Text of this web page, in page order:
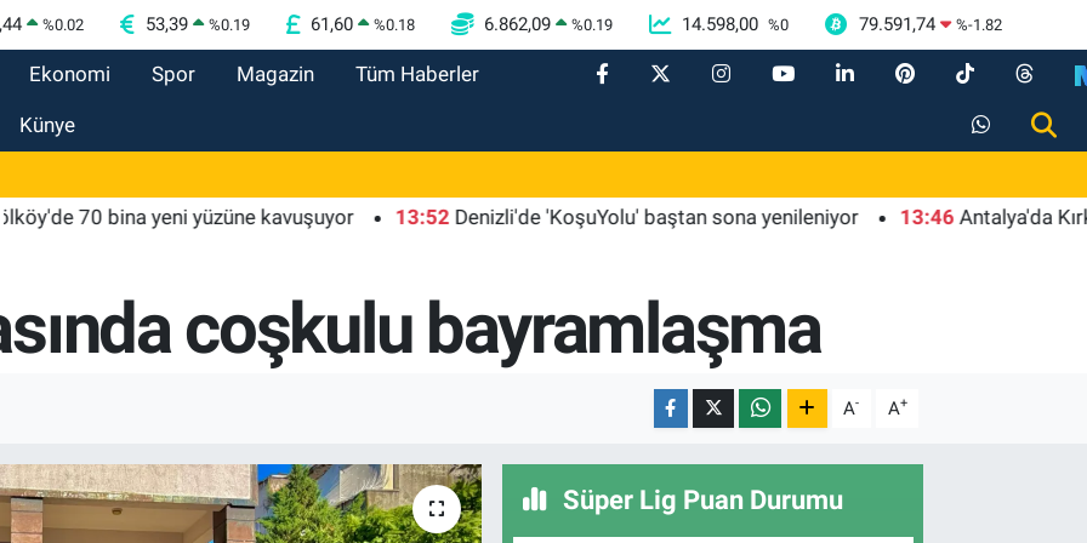
%0.02 53,39 %0.19 61,60 %0.18 6.862,09 %0.19 14.598,00 %0 79.591,74 %-1.82
Ekonomi Spor Magazin Tüm Haberler
Künye
70 bina yeni yüzüne kavuşuyor 13:52 Denizli'de 'KoşuYolu' baştan sona yenileniyor 13:46 Antalya'da Kırkgöz
coşkulu bayramlaşma
A- A+
Süper Lig Puan Durumu